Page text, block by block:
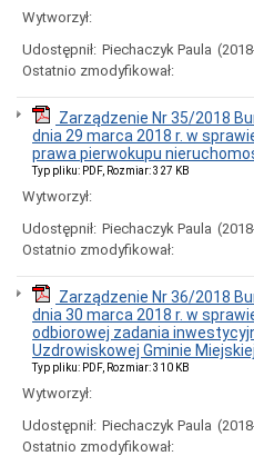
2006
Uchwały
2005
roku
Uchwały
2004
roku
Uchwały
z
2003
roku
Zarządzenia
Burmistrza
Szczawna-
Zdroju
Zarządzenia
Wytworzył:
Udostępnił: Piechaczyk Paula
Ostatnio zmodyfikował:
Zarządzenie Nr 35/2018
dnia 29 marca 2018 r. w
prawa pierwokupu
Typ pliku: PDF, Rozmiar: 327 KB
Wytworzył:
Udostępnił: Piechaczyk Paula
Ostatnio zmodyfikował:
Zarządzenie Nr 36/2018
dnia 30 marca 2018 r. w
odbiorowej zadania
Uzdrowiskowej Gminie
Typ pliku: PDF, Rozmiar: 310 KB
Wytworzył:
Udostępnił: Piechaczyk Paula
Ostatnio zmodyfikował: